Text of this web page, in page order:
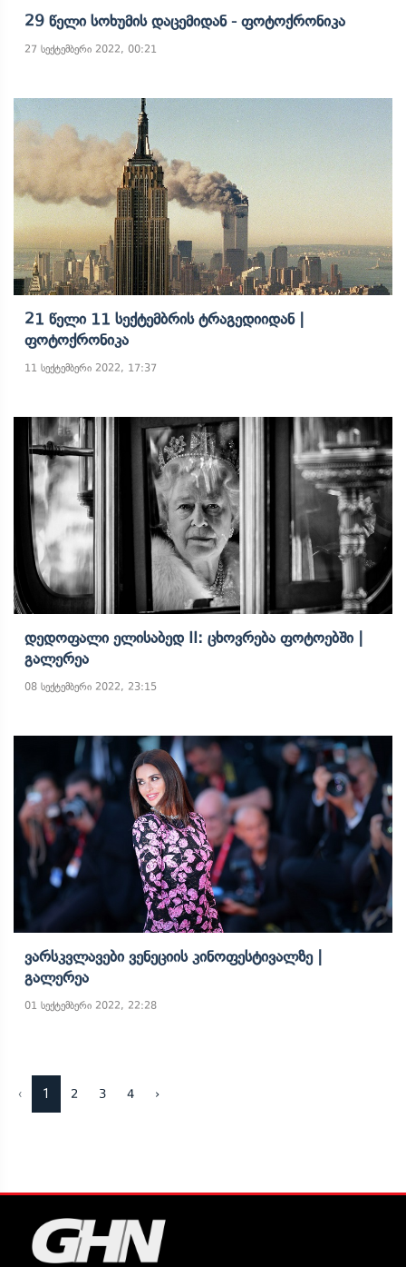
29 Წელი Სოხუმის Დაცემიდან - Ფოტოქრონიკა
27 სექტემბერი 2022, 00:21
21 Წელი 11 Სექტემბრის Ტრაგედიიდან |
Ფოტოქრონიკა
11 სექტემბერი 2022, 17:37
Დედოფალი Ელისაბედ II: Ცხოვრება Ფოტოებში |
Გალერეა
08 სექტემბერი 2022, 23:15
Ვარსკვლავები Ვენეციის Კინოფესტივალზე |
Გალერეა
01 სექტემბერი 2022, 22:28
‹ 1 2 3 4 ›